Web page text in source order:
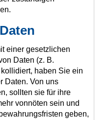
einer gesetzlichen
Daten (z. B.
haben Sie ein
Daten. Von uns
sollten sie für ihre
vonnöten sein und
geben,